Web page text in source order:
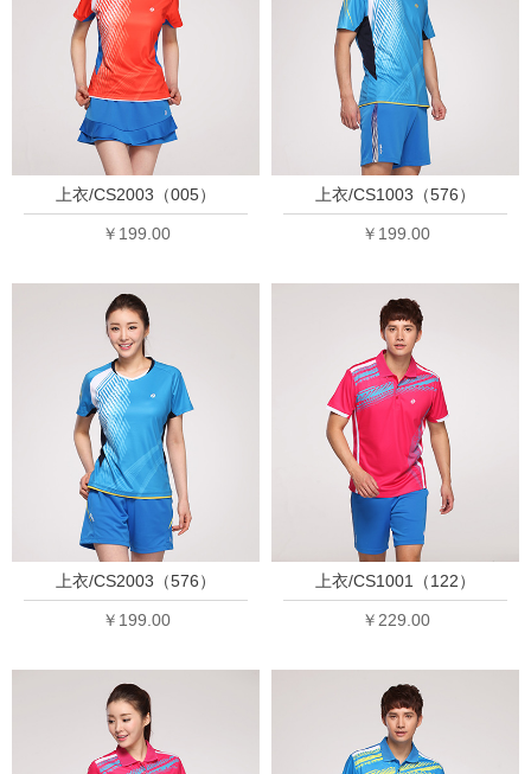
上衣/CS2003（005）
￥199.00
上衣/CS1003（576）
￥199.00
上衣/CS2003（576）
￥199.00
上衣/CS1001（122）
￥229.00